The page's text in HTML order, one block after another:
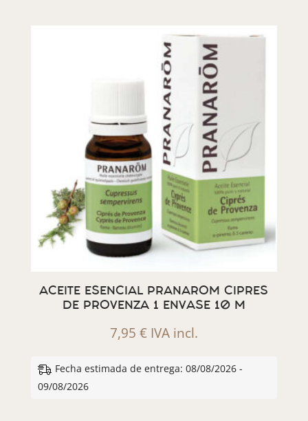
ACEITE ESENCIAL PRANAROM CIPRES
DE PROVENZA 1 ENVASE 10 M
7,95 € IVA incl.
Fecha estimada de entrega: 08/08/2026 -
09/08/2026